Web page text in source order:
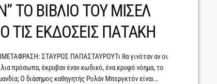
ΤΟ ΒΙΒΛΙΟ ΤΟΥ ΜΙΣΕΛ
ΤΙΣ ΕΚΔΟΣΕΙΣ ΠΑΤΑΚΗ
ΣΤΑΥΡΟΣ ΠΑΠΑΣΤΑΥΡΟΥΤι θα γινόταν αν οι
πρόσωπα, έκρυβαν έναν κωδικό, ένα κρυφό νόημα, το
Ο διάσημος καθηγητής Ρολάν Μπεργκτόν είναι